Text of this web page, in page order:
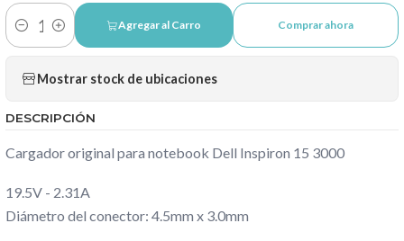
Cantidad
Agregar al Carro Comprar ahora
Mostrar stock de ubicaciones
DESCRIPCIÓN
Cargador original para notebook Dell Inspiron 15 3000
19.5V - 2.31A
Diámetro del conector: 4.5mm x 3.0mm